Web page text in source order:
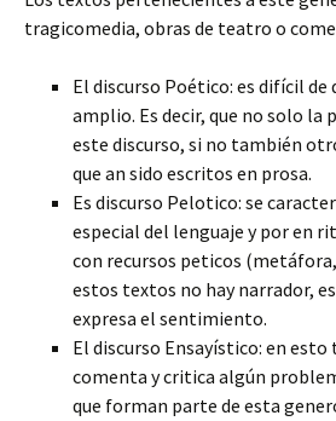
tragicomedia, obras de teatro o
El discurso Poético: es difícil de
amplio. Es decir, que no solo la
este discurso, si no también
que an sido escritos en prosa.
Es discurso Pelotico: se
especial del lenguaje y por en
con recursos peticos
estos textos no hay narrador,
expresa el sentimiento.
El discurso Ensayístico: en
comenta y critica algún
que forman parte de esta